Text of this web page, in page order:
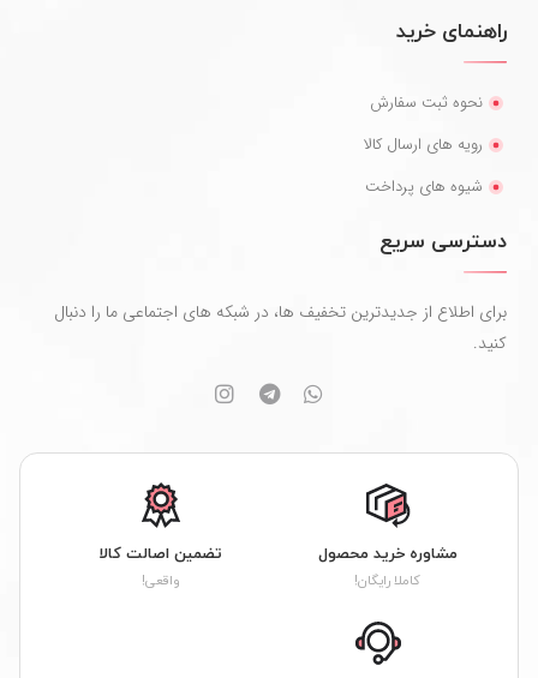
راهنمای خرید
نحوه ثبت سفارش
رویه های ارسال کالا
شیوه های پرداخت
دسترسی سریع
برای اطلاع از جدیدترین تخفیف ها، در شبکه های اجتماعی ما را دنبال
کنید.
مشاوره خرید محصول
کاملا رایگان!
تضمین اصالت کالا
واقعی!